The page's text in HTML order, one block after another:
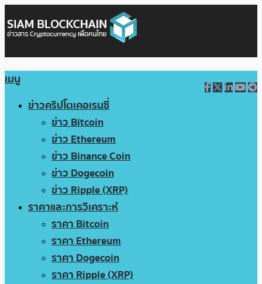
เมนู
ข่าวคริปโตเคอเรนซี่
ข่าว Bitcoin
ข่าว Ethereum
ข่าว Binance Coin
ข่าว Dogecoin
ข่าว Ripple (XRP)
ราคาและการวิเคราะห์
ราคา Bitcoin
ราคา Ethereum
ราคา Dogecoin
ราคา Ripple (XRP)